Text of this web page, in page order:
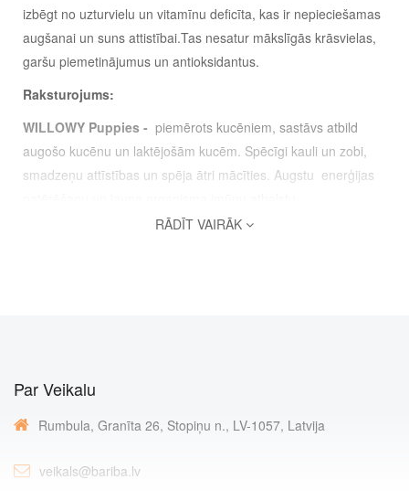
izbēgt no uzturvielu un vitamīnu deficīta, kas ir nepieciešamas
augšanai un suns attistībai.Tas nesatur mākslīgās krāsvielas,
garšu piemetinājumus un antioksidantus.
Raksturojums:
WILLOWY Puppies - piemērots kucēniem, sastāvs atbild
augošo kucēnu un laktējošām kucēm. Spēcīgi kauli un zobi,
smadzeņu attīstības un spēja ātri mācīties. Augstu enerģijas
Mītrums
RĀDĪT VAIRĀK
Par Veikalu
Rumbula, Granīta 26, Stopiņu n., LV-1057, Latvija
veikals@bariba.lv